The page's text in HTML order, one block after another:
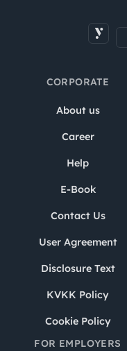
CORPORATE
About us
Career
Help
E-Book
Contact Us
User Agreement
Disclosure Text
KVKK Policy
Cookie Policy
FOR EMPLOYERS